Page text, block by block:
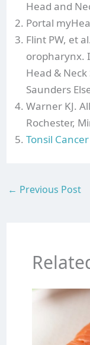
Head and
Portal
Flint PW, et
oropharynx.
Head &
Saunders
Warner KJ.
Rochester,
Tonsil
← Previous Post